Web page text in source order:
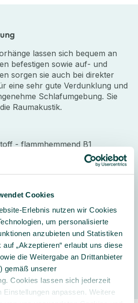
Cookies
Erlebnis nutzen wir Cookies
um personalisierte
anzubieten und Statistiken
„Akzeptieren“ erlaubt uns diese
die Weitergabe an Drittanbieter
gemäß unserer
Cookies lassen sich jederzeit
Einstellungen anpassen. Weitere
lassen sich bequem an
befestigen sowie auf- und
sorgen sie auch bei direkter
eine sehr gute Verdunklung und
Schlafumgebung. Sie
Raumakustik.
- flammhemmend B1
Ösen - 40mm Durchmesser
cm Saum/Umschlag